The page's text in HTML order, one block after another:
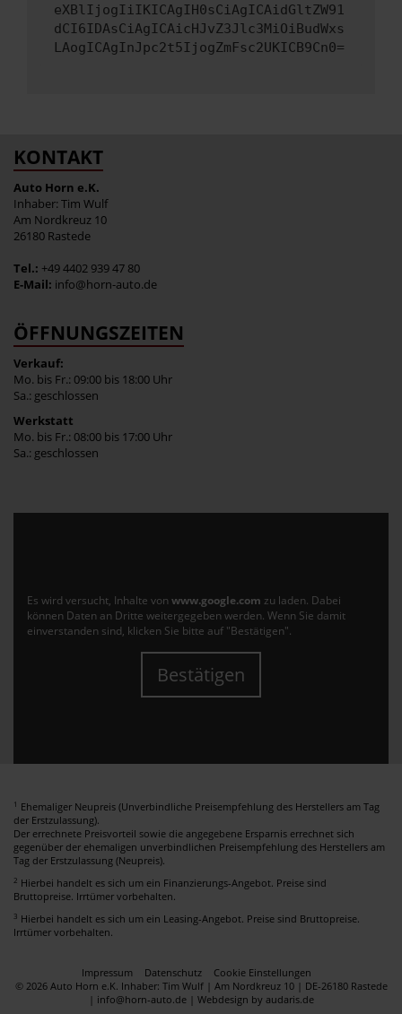
eXBlIjogIiIKICAgIH0sCiAgICAidGltZW91
dCI6IDAsCiAgICAicHJvZ3Jlc3MiOiBudWxs
LAogICAgInJpc2t5IjogZmFsc2UKICB9Cn0=
KONTAKT
Auto Horn e.K.
Inhaber: Tim Wulf
Am Nordkreuz 10
26180 Rastede
Tel.: +49 4402 939 47 80
E-Mail: info@horn-auto.de
ÖFFNUNGSZEITEN
Verkauf:
Mo. bis Fr.: 09:00 bis 18:00 Uhr
Sa.: geschlossen
Werkstatt
Mo. bis Fr.: 08:00 bis 17:00 Uhr
Sa.: geschlossen
Es wird versucht, Inhalte von www.google.com zu laden. Dabei
können Daten an Dritte weitergegeben werden. Wenn Sie damit
einverstanden sind, klicken Sie bitte auf "Bestätigen".
Bestätigen
1 Ehemaliger Neupreis (Unverbindliche Preisempfehlung des Herstellers am Tag
der Erstzulassung).
Der errechnete Preisvorteil sowie die angegebene Ersparnis errechnet sich
gegenüber der ehemaligen unverbindlichen Preisempfehlung des Herstellers am
Tag der Erstzulassung (Neupreis).
2 Hierbei handelt es sich um ein Finanzierungs-Angebot. Preise sind
Bruttopreise. Irrtümer vorbehalten.
3 Hierbei handelt es sich um ein Leasing-Angebot. Preise sind Bruttopreise.
Irrtümer vorbehalten.
Impressum Datenschutz
Cookie Einstellungen
© 2026 Auto Horn e.K. Inhaber: Tim Wulf | Am Nordkreuz 10 | DE-26180 Rastede
| info@horn-auto.de | Webdesign by audaris.de